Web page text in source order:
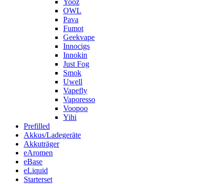
Yooz
OWL
Pava
Fumot
Geekvape
Innocigs
Innokin
Just Fog
Smok
Uwell
Vapefly
Vaporesso
Voopoo
Yihi
Prefilled
Akkus/Ladegeräte
Akkuträger
eAromen
eBase
eLiquid
Starterset